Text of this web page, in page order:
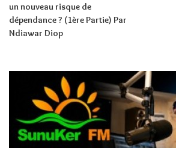
un nouveau risque de
dépendance ? (1ère Partie) Par
Ndiawar Diop